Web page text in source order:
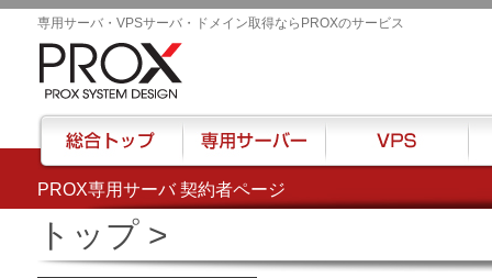
PROX専用サーバ 契約者ページ
専用サーバ・VPSサーバ・ドメイン取得ならPROXのサービス
トップ>
総合トップ 専用サーバー VPS ハ